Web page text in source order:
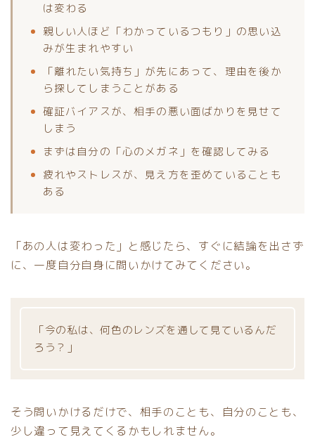
は変わる
親しい人ほど「わかっているつもり」の思い込
みが生まれやすい
「離れたい気持ち」が先にあって、理由を後か
ら探してしまうことがある
確証バイアスが、相手の悪い面ばかりを見せて
しまう
まずは自分の「心のメガネ」を確認してみる
疲れやストレスが、見え方を歪めていることも
ある
「あの人は変わった」と感じたら、すぐに結論を出さず
に、一度自分自身に問いかけてみてください。
「今の私は、何色のレンズを通して見ているんだ
ろう？」
そう問いかけるだけで、相手のことも、自分のことも、
少し違って見えてくるかもしれません。